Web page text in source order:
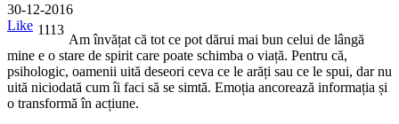
30-12-2016
Like 1113
Am învățat că tot ce pot dărui mai bun celui de lângă
mine e o stare de spirit care poate schimba o viață. Pentru că,
psihologic, oamenii uită deseori ceva ce le arăți sau ce le spui, dar nu
uită niciodată cum îi faci să se simtă. Emoția ancorează informația și
o transformă în acțiune.